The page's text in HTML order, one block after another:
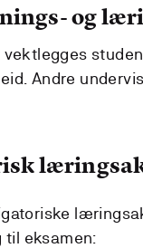
og
vektlegges
Andre
til eksamen: